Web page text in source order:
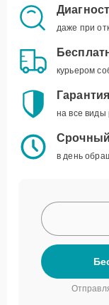
даже при
курьером
на все виды
в день